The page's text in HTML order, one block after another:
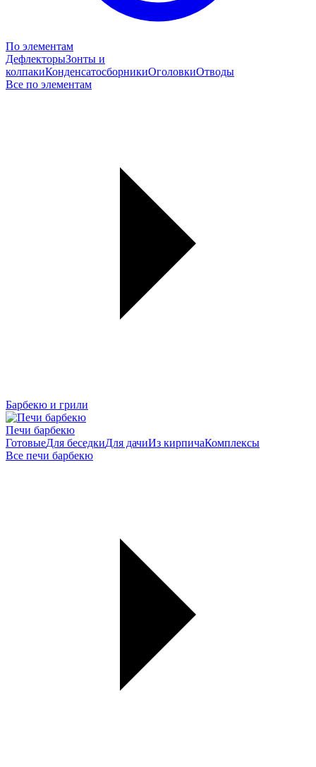
По элементам
ДефлекторыЗонты и
колпакиКонденсатосборникиОголовкиОтводы
Все по элементам
Барбекю и грили
Печи барбекю
ГотовыеДля беседкиДля дачиИз кирпичаКомплексы
Все печи барбекю